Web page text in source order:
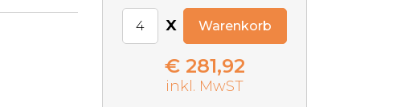
x Warenkorb
€ 281,92
inkl. MwST